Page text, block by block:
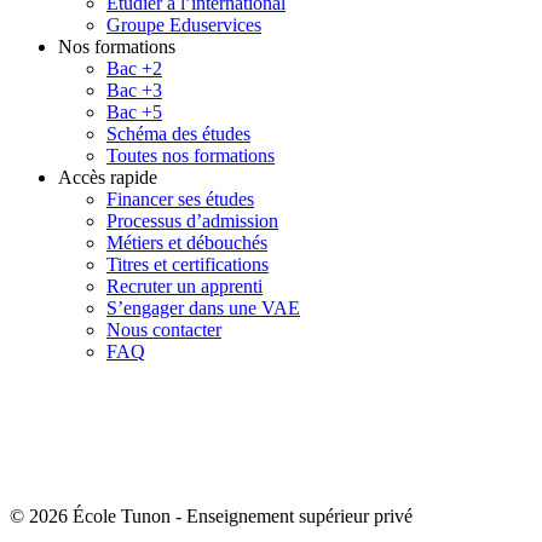
Groupe Eduservices
Nos formations
Bac +2
Bac +3
Bac +5
Schéma des études
Toutes nos formations
Accès rapide
Financer ses études
Processus d’admission
Métiers et débouchés
Titres et certifications
Recruter un apprenti
S’engager dans une VAE
Nous contacter
FAQ
© 2026 École Tunon - Enseignement supérieur privé